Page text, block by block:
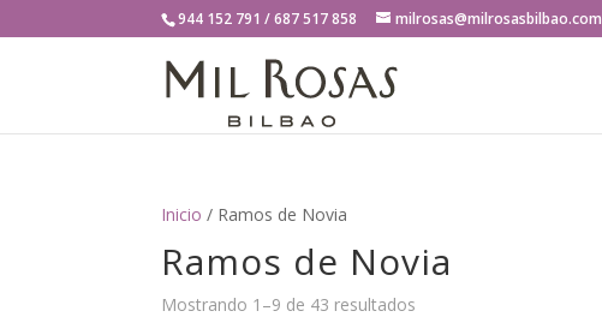
944 152 791 / 687 517 858 milrosas@milrosasbilbao.com
Inicio / Ramos de Novia
Ramos de Novia
Mostrando 1–9 de 43 resultados